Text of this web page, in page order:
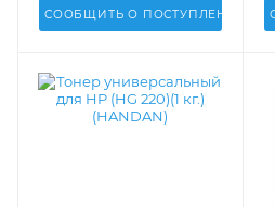
СООБЩИТЬ О ПОСТУПЛЕНИИ